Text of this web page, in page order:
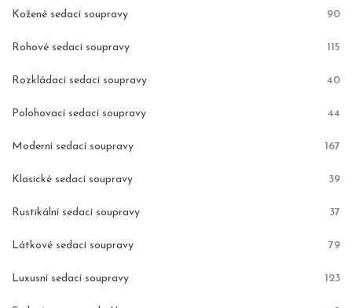
Kožené sedací soupravy 90
Rohové sedací soupravy 115
Rozkládací sedací soupravy 40
Polohovací sedací soupravy 44
Moderní sedací soupravy 167
Klasické sedací soupravy 39
Rustikální sedací soupravy 37
Látkové sedací soupravy 79
Luxusní sedací soupravy 123